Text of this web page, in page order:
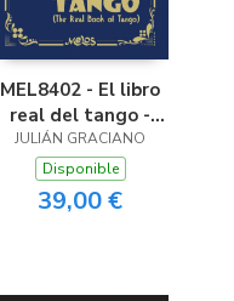
MEL8402 - El libro
real del tango -
Volúmen 3
JULIÁN GRACIANO
Disponible
39,00 €